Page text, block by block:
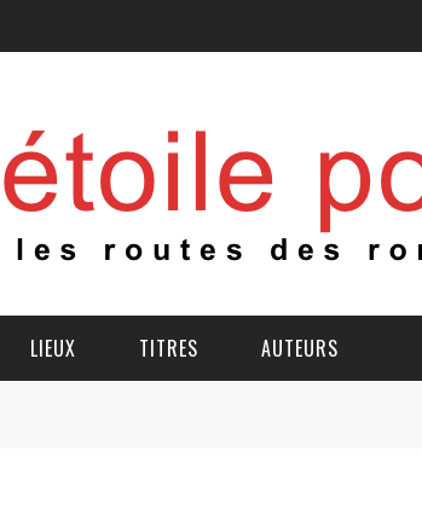
LIEUX TITRES AUTEURS